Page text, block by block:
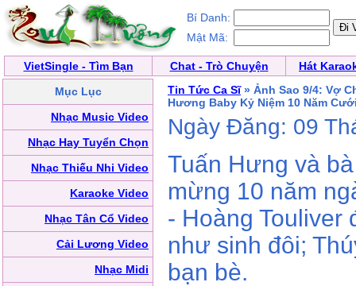
Bí Danh:
Mật Mã:
VietSingle - Tìm Bạn Chat - Trò Chuyện
Hát
Mục Lục
Nhạc Music Video
Nhạc Hay Tuyển Chọn
Nhạc Thiếu Nhi Video
Karaoke Video
Nhạc Tân Cổ Video
Cải Lương Video
Nhạc Midi
Tin Tức Ca Sĩ» Ảnh Sao 9/4: Vợ
Hương Baby Kỷ Niệm 10 Năm
Ngày Đăng: 09
Tuấn Hưng và
mừng 10 năm
- Hoàng Touliver
như sinh đôi;
bạn bè.